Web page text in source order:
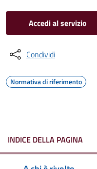
Accedi al servizio
Condividi
Normativa di riferimento
INDICE DELLA PAGINA